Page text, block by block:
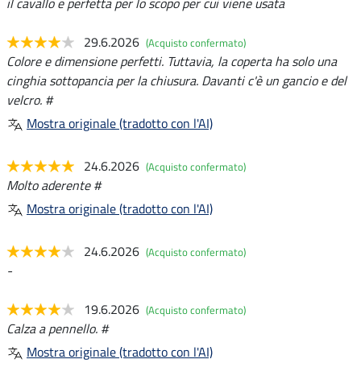
29.6.2026 (Acquisto confermato)
Colore e dimensione perfetti. Tuttavia, la coperta ha solo una
cinghia sottopancia per la chiusura. Davanti c'è un gancio e del
velcro. #
Mostra originale (tradotto con l'AI)
24.6.2026 (Acquisto confermato)
Molto aderente #
Mostra originale (tradotto con l'AI)
24.6.2026 (Acquisto confermato)
-
19.6.2026 (Acquisto confermato)
Calza a pennello. #
Mostra originale (tradotto con l'AI)